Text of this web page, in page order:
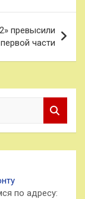
превысили
части
по адресу: